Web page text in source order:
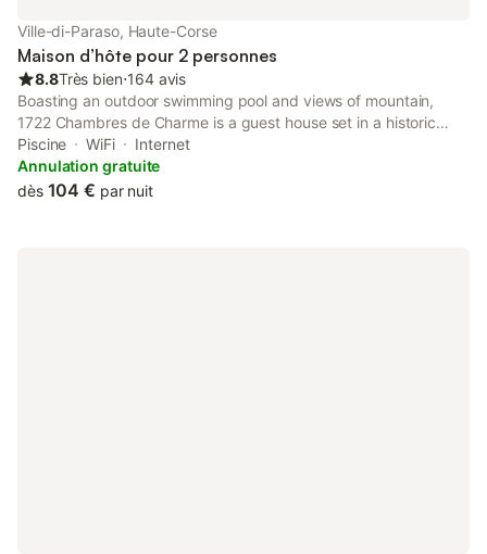
Ville-di-Paraso, Haute-Corse
Maison d’hôte pour 2 personnes
8.8Très bien⋅164 avis
Boasting an outdoor swimming pool and views of mountain,
1722 Chambres de Charme is a guest house set in a historic
building in Ville-di-Paraso, 9 km from Codole Lake. Built in 18th
century, the property includes sauna and hot tub.
Piscine WiFi
Internet
Annulation gratuite
dès 104 € par nuit